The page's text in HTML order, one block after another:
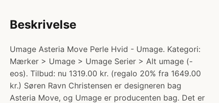
Beskrivelse
Umage Asteria Move Perle Hvid - Umage. Kategori:
Mærker > Umage > Umage Serier > Alt umage (-
eos). Tilbud: nu 1319.00 kr. (regalo 20% fra 1649.00
kr.) Søren Ravn Christensen er designeren bag
Asteria Move, og Umage er producenten bag. Det er